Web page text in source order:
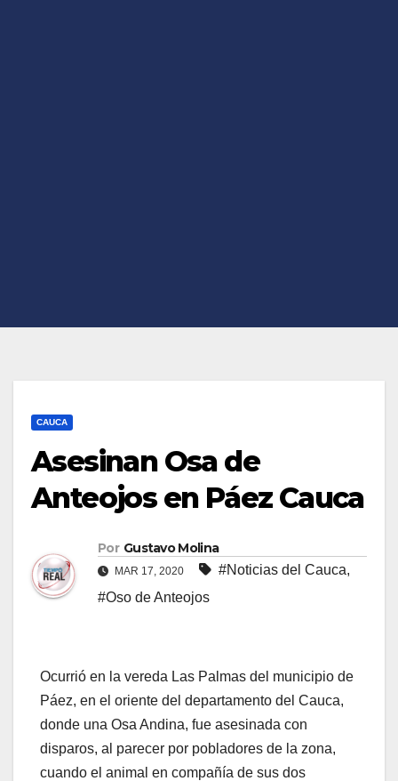
CAUCA
Asesinan Osa de
Anteojos en Páez Cauca
Por Gustavo Molina
MAR 17, 2020 #Noticias del Cauca,
#Oso de Anteojos
Ocurrió en la vereda Las Palmas del municipio de
Páez, en el oriente del departamento del Cauca,
donde una Osa Andina, fue asesinada con
disparos, al parecer por pobladores de la zona,
cuando el animal en compañía de sus dos